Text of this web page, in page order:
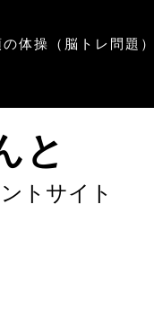
体操（脳トレ問題）
と
トサイト